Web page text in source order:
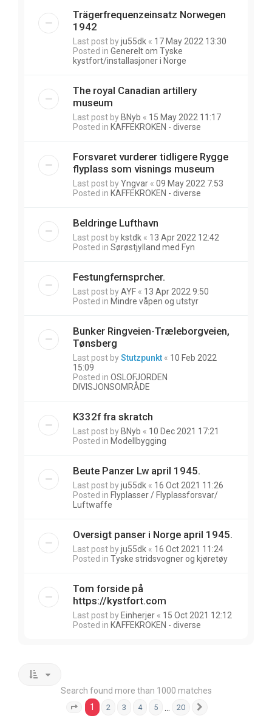
Trägerfrequenzeinsatz Norwegen
1942
Last post byju55dk « 17 May 2022 13:30
Posted in Generelt om Tyske
kystfort/installasjoner i Norge
The royal Canadian artillery
museum
Last post by BNyb « 15 May 2022 11:17
Posted in KAFFEKROKEN - diverse
Forsvaret vurderer tidligere Rygge
flyplass som visnings museum
Last post byYngvar « 09 May 2022 7:53
Posted in KAFFEKROKEN - diverse
Beldringe Lufthavn
Last post by kstdk « 13 Apr 2022 12:42
Posted in Sørøstjylland med Fyn
Festungfernsprcher.
Last post byAYF « 13 Apr 2022 9:50
Posted in Mindre våpen og utstyr
Bunker Ringveien-Træleborgveien,
Tønsberg
Last post byStutzpunkt « 10 Feb 2022
15:09
Posted in OSLOFJORDEN
DIVISJONSOMRÅDE
K332f fra skratch
Last post by BNyb « 10 Dec 2021 17:21
Posted in Modellbygging
Beute Panzer Lw april 1945.
Last post byju55dk « 16 Oct 2021 11:26
Posted in Flyplasser / Flyplassforsvar/
Luftwaffe
Oversigt panser i Norge april 1945.
Last post byju55dk « 16 Oct 2021 11:24
Posted in Tyske stridsvogner og kjøretøy
Tom forside på
https://kystfort.com
Last post by Einherjer « 15 Oct 2021 12:12
Posted in KAFFEKROKEN - diverse
Search found more than 1000 matches
Page 1 of 20
1 2 3 4 5 20